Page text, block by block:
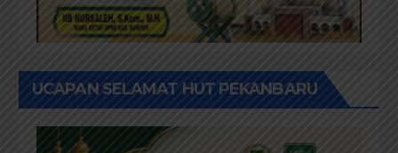
UCAPAN SELAMAT HUT PEKANBARU